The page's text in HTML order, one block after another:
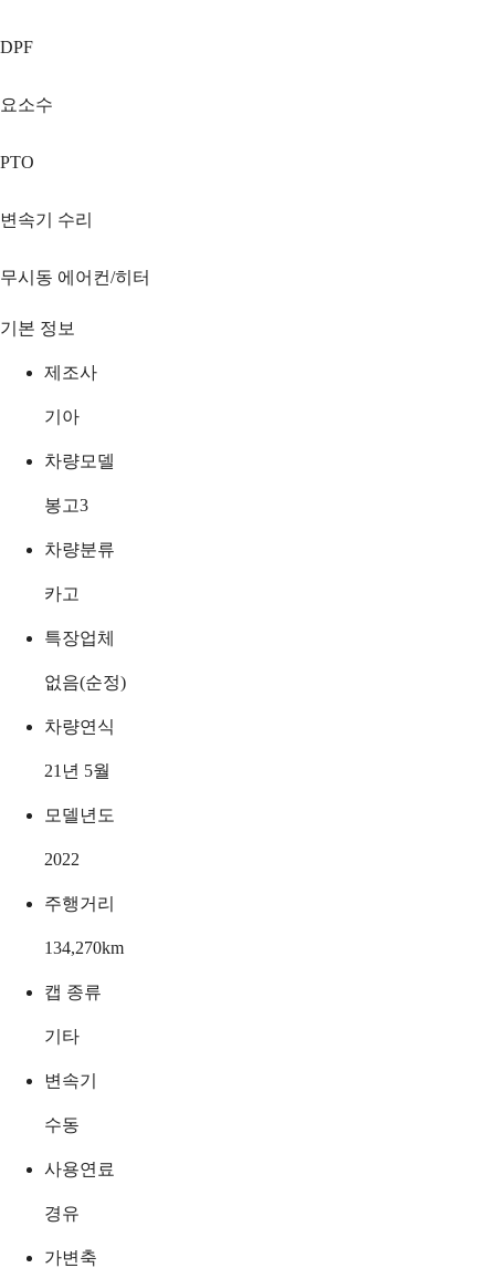
DPF
요소수
PTO
변속기 수리
무시동 에어컨/히터
기본 정보
제조사
기아
차량모델
봉고3
차량분류
카고
특장업체
없음(순정)
차량연식
21년 5월
모델년도
2022
주행거리
134,270km
캡 종류
기타
변속기
수동
사용연료
경유
가변축